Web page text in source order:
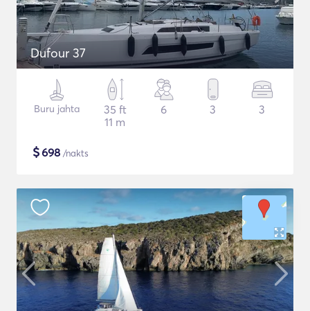
Dufour 37
Buru jahta
35 ft
11 m
6 3 3
$698 /nakts